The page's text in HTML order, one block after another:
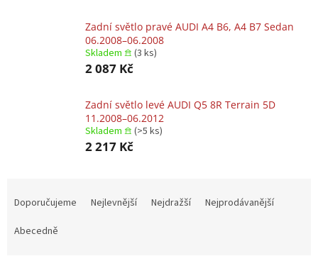
Zadní světlo pravé AUDI A4 B6, A4 B7 Sedan
06.2008–06.2008
Skladem 𖠿 (3 ks)
2 087 Kč
Zadní světlo levé AUDI Q5 8R Terrain 5D
11.2008–06.2012
Skladem 𖠿 (>5 ks)
2 217 Kč
Doporučujeme Nejlevnější Nejdražší
Nejprodávanější
Abecedně